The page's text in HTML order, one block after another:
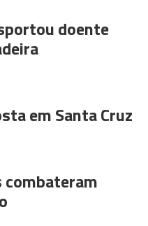
doente
em Santa Cruz
combateram